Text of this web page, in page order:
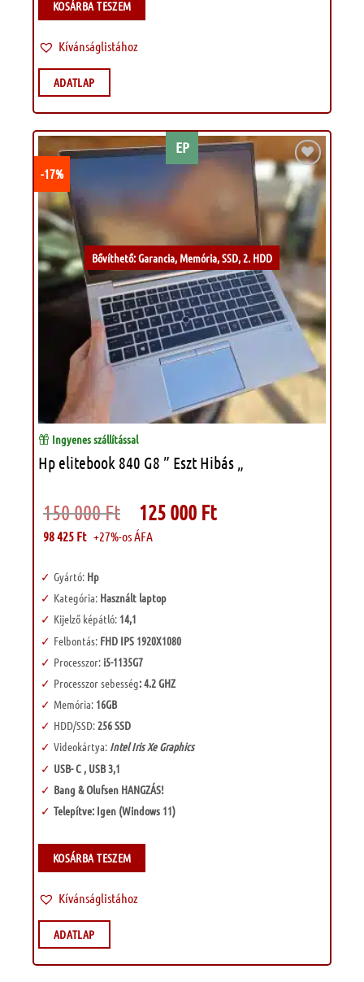
KOSÁRBA TESZEM
Kívánságlistához
ADATLAP
EP
Bővíthető: Garancia, Memória, SSD, 2. HDD
-17% Kívánságlistához
Ingyenes szállítással
Hp elitebook 840 G8 ” Eszt Hibás „
150 000Ft Original
price
was:
150
125 000 Ft
98 425 Ft +27%-os ÁFA
Gyártó: Hp
Kategória: Használt laptop
Kijelző képátló: 14,1
Felbontás: FHD IPS 1920X1080
Processzor:i5-1135G7
Processzor sebesség: 4.2 GHZ
Memória:16GB
HDD/SSD:256 SSD
Videokártya: Intel Iris Xe Graphics
USB- C , USB 3,1
Bang & Olufsen HANGZÁS!
Telepítve: Igen (Windows 11)
KOSÁRBA TESZEM
Kívánságlistához
ADATLAP